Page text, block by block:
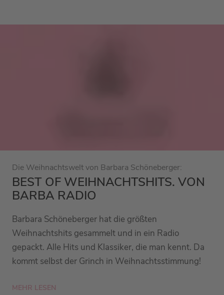
Die Weihnachtswelt von Barbara Schöneberger:
BEST OF WEIHNACHTSHITS. VON
BARBA RADIO
Barbara Schöneberger hat die größten
Weihnachtshits gesammelt und in ein Radio
gepackt. Alle Hits und Klassiker, die man kennt. Da
kommt selbst der Grinch in Weihnachtsstimmung!
MEHR LESEN